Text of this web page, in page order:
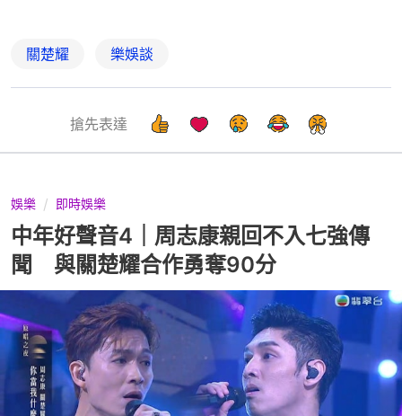
關楚耀 樂娛談
搶先表達
娛樂 即時娛樂
中年好聲音4｜周志康親回不入七強傳
聞 與關楚耀合作勇奪90分